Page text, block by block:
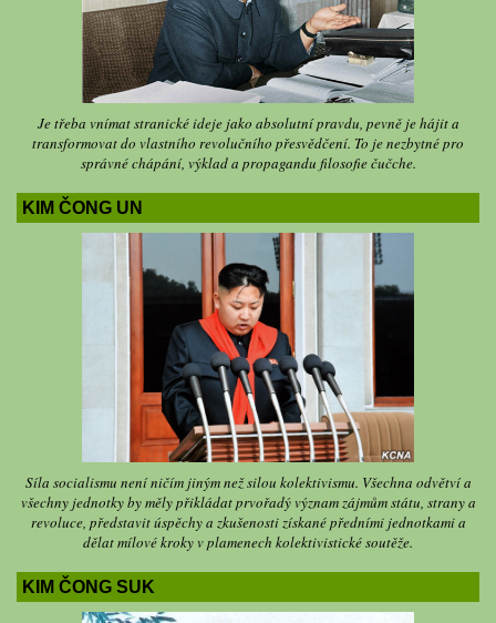
Je třeba vnímat stranické ideje jako absolutní pravdu, pevně je hájit a
transformovat do vlastního revolučního přesvědčení. To je nezbytné pro
správné chápání, výklad a propagandu filosofie čučche.
KIM ČONG UN
Síla socialismu není ničím jiným než silou kolektivismu. Všechna odvětví a
všechny jednotky by měly přikládat prvořadý význam zájmům státu, strany a
revoluce, představit úspěchy a zkušenosti získané předními jednotkami a
dělat mílové kroky v plamenech kolektivistické soutěže.
KIM ČONG SUK